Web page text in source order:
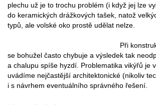
plechu už je to trochu problém (i když jej lze
do keramických drážkových tašek, natož
typů, ale volské oko prostě udělat nelze.
Při
se bohužel často chybuje a výsledek tak
a chalupu spíše hyzdí. Problematika vikýřů je
uvádíme nejčastější architektonické (nikoliv
i s návrhem eventuálního správného řešení.